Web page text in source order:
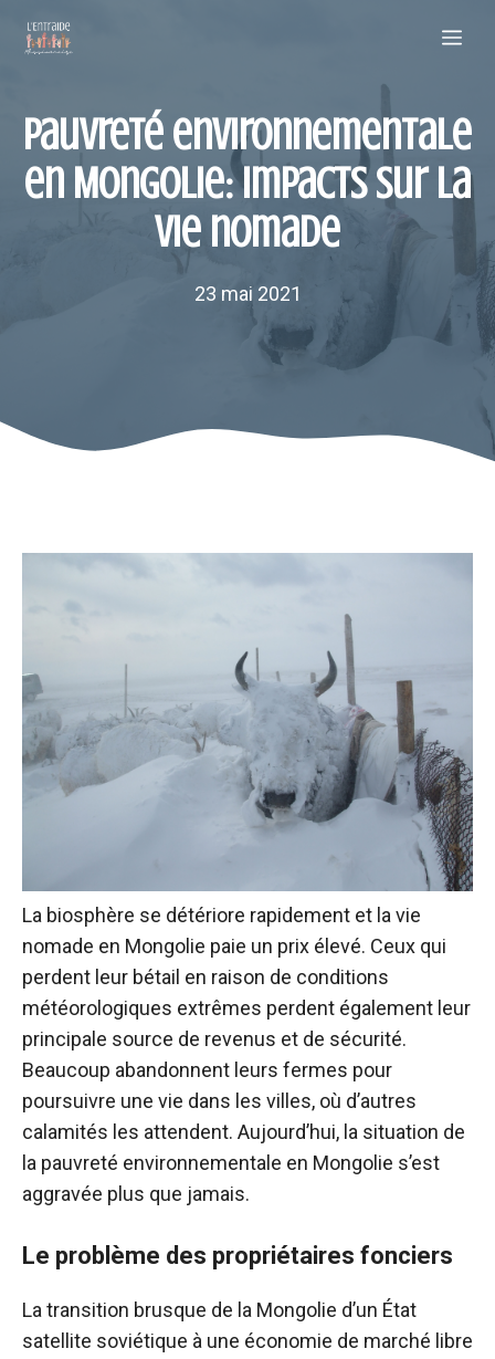
Pauvreté environnementale
en Mongolie: impacts sur la
vie nomade
23 mai 2021
La biosphère se détériore rapidement et la vie
nomade en Mongolie paie un prix élevé. Ceux qui
perdent leur bétail en raison de conditions
météorologiques extrêmes perdent également leur
principale source de revenus et de sécurité.
Beaucoup abandonnent leurs fermes pour
poursuivre une vie dans les villes, où d’autres
calamités les attendent. Aujourd’hui, la situation de
la pauvreté environnementale en Mongolie s’est
aggravée plus que jamais.
Le problème des propriétaires fonciers
La transition brusque de la Mongolie d’un État
satellite soviétique à une économie de marché libre